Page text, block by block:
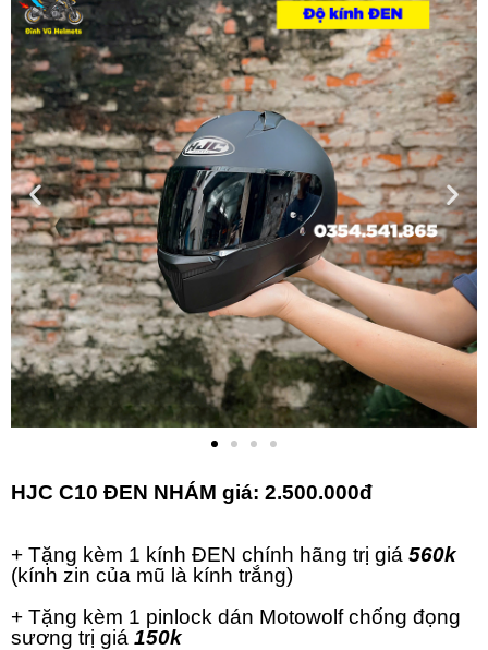
HJC C10 ĐEN NHÁM giá: 2.500.000đ
+ Tặng kèm 1 kính ĐEN chính hãng trị giá 560k
(kính zin của mũ là kính trắng)
+ Tặng kèm 1 pinlock dán Motowolf chống đọng
sương trị giá 150k